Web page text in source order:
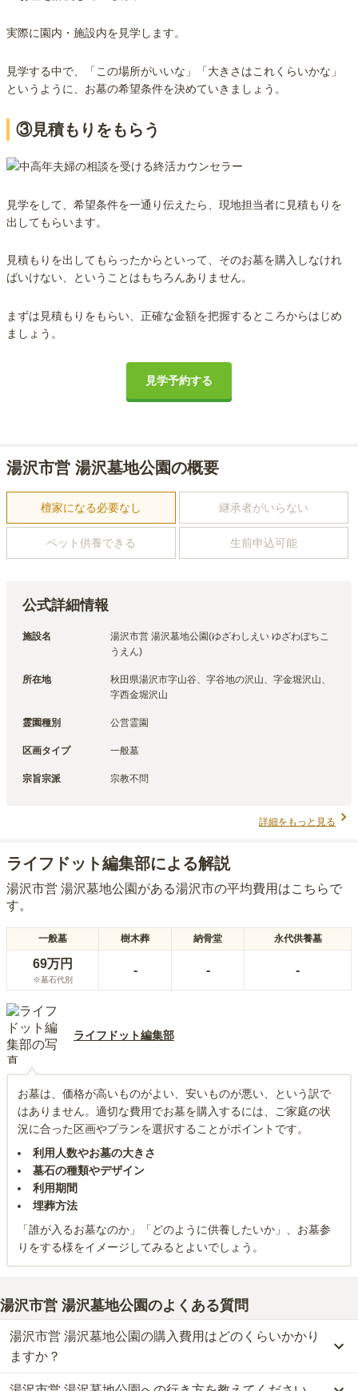
実際に園内・施設内を見学します。
見学する中で、「この場所がいいな」「大きさはこれくらいかな」
というように、お墓の希望条件を決めていきましょう。
③見積もりをもらう
見学をして、希望条件を一通り伝えたら、現地担当者に見積もりを
出してもらいます。
見積もりを出してもらったからといって、そのお墓を購入しなけれ
ばいけない、ということはもちろんありません。
まずは見積もりをもらい、正確な金額を把握するところからはじめ
ましょう。
見学予約する
湯沢市営 湯沢墓地公園の概要
檀家になる必要なし 継承者がいらない
ペット供養できる 生前申込可能
公式詳細情報
施設名
湯沢市営 湯沢墓地公園(ゆざわしえい ゆざわぼちこ
うえん)
所在地
秋田県湯沢市字山谷、字谷地の沢山、字金堀沢山、
字西金堀沢山
霊園種別 公営霊園
区画タイプ 一般墓
宗旨宗派 宗教不問
詳細をもっと見る
ライフドット編集部による解説
湯沢市営 湯沢墓地公園 がある湯沢市の平均費用はこちらで
す。
一般墓 樹木葬 納骨堂 永代供養墓
69万円
※墓石代別
- - -
ライフドット編集部
お墓は、価格が高いものがよい、安いものが悪い、という訳で
はありません。適切な費用でお墓を購入するには、ご家庭の状
況に合った区画やプランを選択することがポイントです。
利用人数やお墓の大きさ
墓石の種類やデザイン
利用期間
埋葬方法
「誰が入るお墓なのか」「どのように供養したいか」、お墓参
りをする様をイメージしてみるとよいでしょう。
湯沢市営 湯沢墓地公園のよくある質問
湯沢市営 湯沢墓地公園の購入費用はどのくらいかかり
ますか？